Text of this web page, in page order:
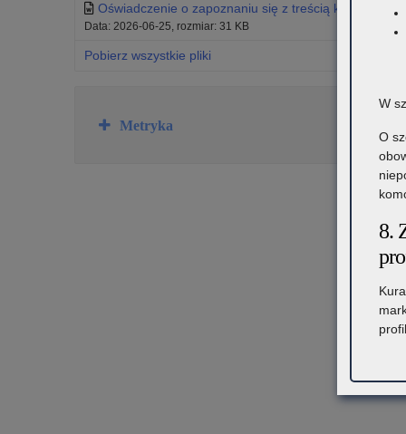
Oświadczenie o zapoznaniu się z treścią klauzuli
Data: 2026-06-25, rozmiar: 31 KB
Pobierz wszystkie pliki
Rozwiń
Metryka
W
O
8.